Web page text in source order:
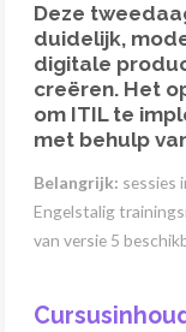
Deze
duidelijk,
digitale
creëren. Het
om ITIL te
met behulp
Belangrijk: sessies
Engelstalig
van versie 5